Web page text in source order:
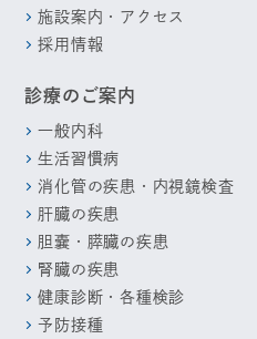
施設案内・アクセス
採用情報
診療のご案内
一般内科
生活習慣病
消化管の疾患・内視鏡検査
肝臓の疾患
胆嚢・膵臓の疾患
腎臓の疾患
健康診断・各種検診
予防接種